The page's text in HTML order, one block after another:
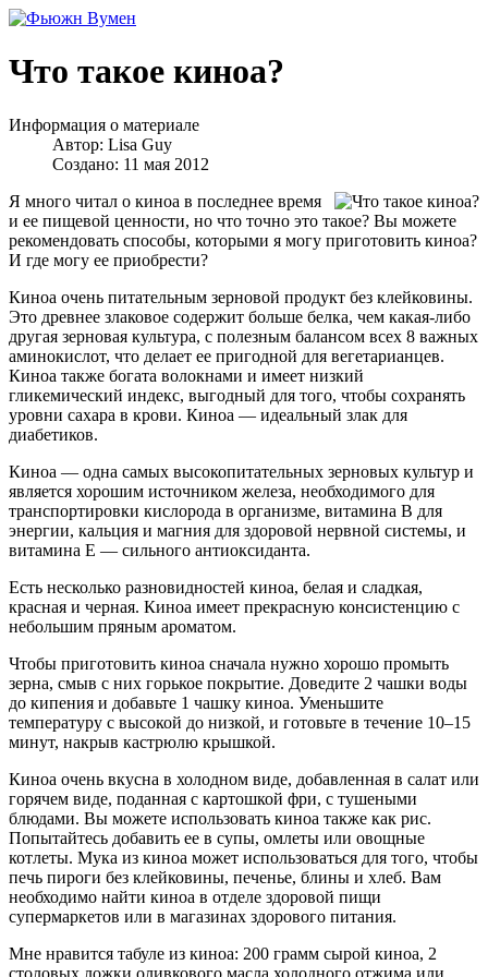
Что такое киноа?
Информация о материале
Автор: Lisa Guy
Создано: 11 мая 2012
Я много читал о киноа в последнее время
и ее пищевой ценности, но что точно это такое? Вы можете
рекомендовать способы, которыми я могу приготовить киноа?
И где могу ее приобрести?
Киноа очень питательным зерновой продукт без клейковины.
Это древнее злаковое содержит больше белка, чем какая-либо
другая зерновая культура, с полезным балансом всех 8 важных
аминокислот, что делает ее пригодной для вегетарианцев.
Киноа также богата волокнами и имеет низкий
гликемический индекс, выгодный для того, чтобы сохранять
уровни сахара в крови. Киноа — идеальный злак для
диабетиков.
Киноа — одна самых высокопитательных зерновых культур и
является хорошим источником железа, необходимого для
транспортировки кислорода в организме, витамина B для
энергии, кальция и магния для здоровой нервной системы, и
витамина Е — сильного антиоксиданта.
Есть несколько разновидностей киноа, белая и сладкая,
красная и черная. Киноа имеет прекрасную консистенцию с
небольшим пряным ароматом.
Чтобы приготовить киноа сначала нужно хорошо промыть
зерна, смыв с них горькое покрытие. Доведите 2 чашки воды
до кипения и добавьте 1 чашку киноа. Уменьшите
температуру с высокой до низкой, и готовьте в течение 10–15
минут, накрыв кастрюлю крышкой.
Киноа очень вкусна в холодном виде, добавленная в салат или
горячем виде, поданная с картошкой фри, с тушеными
блюдами. Вы можете использовать киноа также как рис.
Попытайтесь добавить ее в супы, омлеты или овощные
котлеты. Мука из киноа может использоваться для того, чтобы
печь пироги без клейковины, печенье, блины и хлеб. Вам
необходимо найти киноа в отделе здоровой пищи
супермаркетов или в магазинах здорового питания.
Мне нравится табуле из киноа: 200 грамм сырой киноа, 2
столовых ложки оливкового масла холодного отжима или